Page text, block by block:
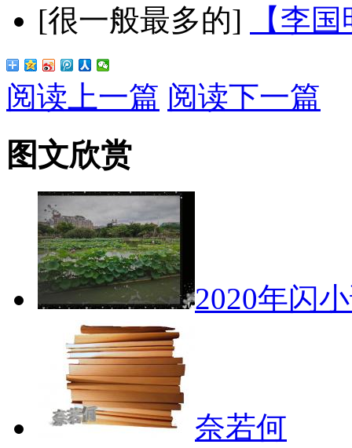
[很一般最多的]
【李
阅读上一篇 阅读下一篇
图文欣赏
2020年闪
奈若何